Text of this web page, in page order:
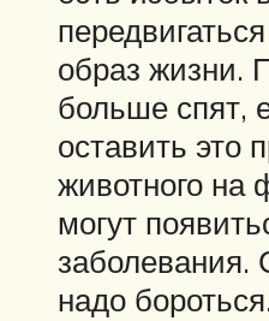
образ жизни.
больше спят,
оставить это
животного на
могут
заболевания.
надо бороться.